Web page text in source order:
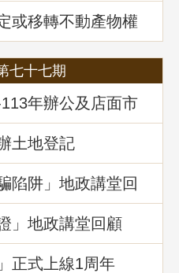
或移轉不動產物權
七十七期
年辦公及店面市
土地登記
陷阱」地政講堂回
」地政講堂回顧
正式上線1周年